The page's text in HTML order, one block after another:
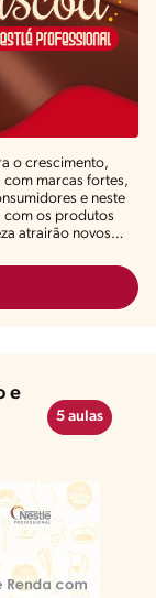
o crescimento,
com marcas fortes,
e neste
com os produtos
atrairão novos
e
5 aulas